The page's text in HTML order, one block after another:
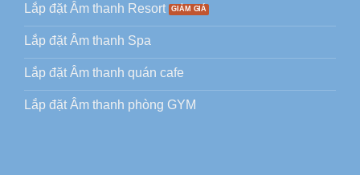
Lắp đặt Âm thanh Resort
Lắp đặt Âm thanh Spa
Lắp đặt Âm thanh quán cafe
Lắp đặt Âm thanh phòng GYM